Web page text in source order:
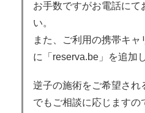
お手数ですがお電話にて
い。
また、ご利用の携帯キャ
に「reserva.be」を追加
逆子の施術をご希望され
でもご相談に応じますの